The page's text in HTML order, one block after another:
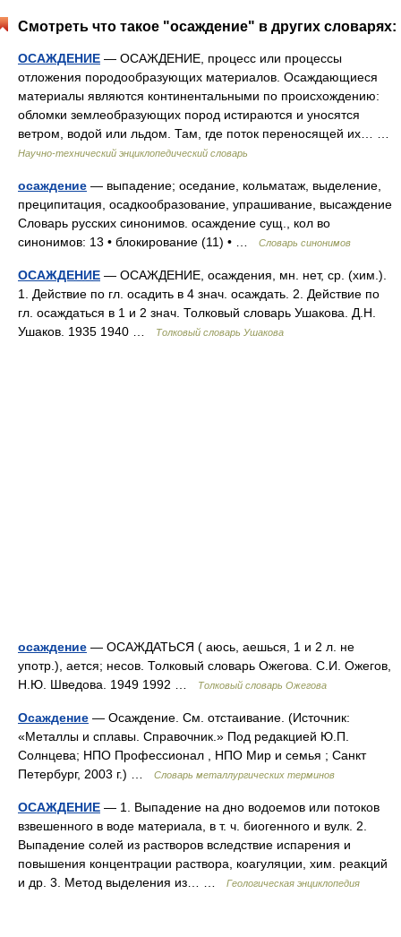
Смотреть что такое "осаждение" в других словарях:
ОСАЖДЕНИЕ — ОСАЖДЕНИЕ, процесс или процессы
отложения породообразующих материалов. Осаждающиеся
материалы являются континентальными по происхождению:
обломки землеобразующих пород истираются и уносятся
ветром, водой или льдом. Там, где поток переносящей их… …
Научно-технический энциклопедический словарь
осаждение — выпадение; оседание, кольматаж, выделение,
преципитация, осадкообразование, упрашивание, высаждение
Словарь русских синонимов. осаждение сущ., кол во
синонимов: 13 • блокирование (11) • …
Словарь синонимов
ОСАЖДЕНИЕ — ОСАЖДЕНИЕ, осаждения, мн. нет, ср. (хим.).
1. Действие по гл. осадить в 4 знач. осаждать. 2. Действие по
гл. осаждаться в 1 и 2 знач. Толковый словарь Ушакова. Д.Н.
Ушаков. 1935 1940 …
Толковый словарь Ушакова
осаждение — ОСАЖДАТЬСЯ ( аюсь, аешься, 1 и 2 л. не
употр.), ается; несов. Толковый словарь Ожегова. С.И. Ожегов,
Н.Ю. Шведова. 1949 1992 …
Толковый словарь Ожегова
Осаждение — Осаждение. См. отстаивание. (Источник:
«Металлы и сплавы. Справочник.» Под редакцией Ю.П.
Солнцева; НПО Профессионал , НПО Мир и семья ; Санкт
Петербург, 2003 г.) …
Словарь металлургических терминов
ОСАЖДЕНИЕ — 1. Выпадение на дно водоемов или потоков
взвешенного в воде материала, в т. ч. биогенного и вулк. 2.
Выпадение солей из растворов вследствие испарения и
повышения концентрации раствора, коагуляции, хим. реакций
и др. 3. Метод выделения из… …
Геологическая энциклопедия